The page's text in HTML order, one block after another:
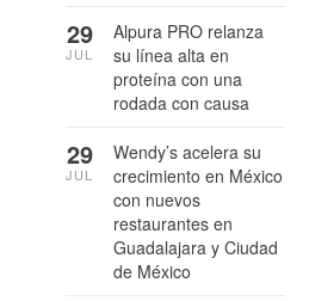
Alpura PRO relanza
su línea alta en
proteína con una
rodada con causa
29
JUL
Wendy’s acelera su
crecimiento en México
con nuevos
restaurantes en
Guadalajara y Ciudad
de México
29
JUL